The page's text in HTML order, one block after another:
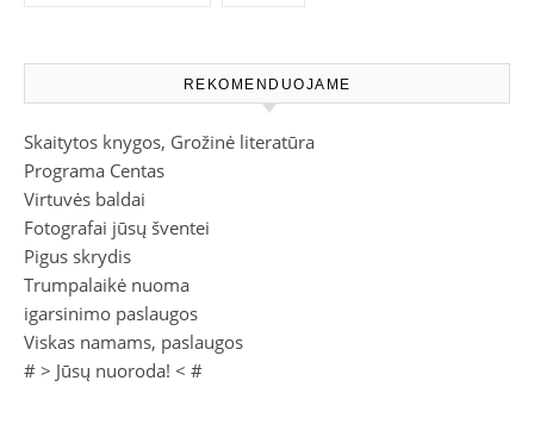
REKOMENDUOJAME
Skaitytos knygos, Grožinė literatūra
Programa Centas
Virtuvės baldai
Fotografai jūsų šventei
Pigus skrydis
Trumpalaikė nuoma
igarsinimo paslaugos
Viskas namams, paslaugos
# > Jūsų nuoroda! < #